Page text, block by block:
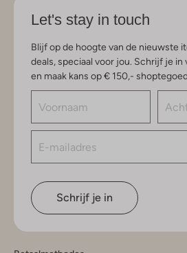
Let's stay in touch
Blijf op de hoogte van de nieuwste
deals, speciaal voor jou. Schrijf je
en maak kans op € 150,-
Schrijf je in